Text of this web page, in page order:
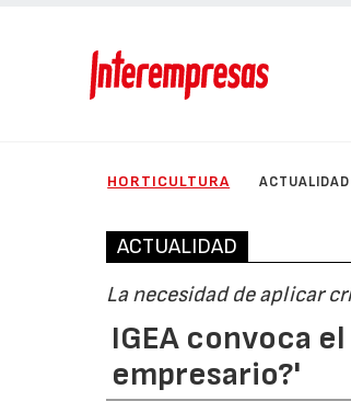
HORTICULTURA ACTUALIDAD
ACTUALIDAD
La necesidad de aplicar
IGEA convoca
empresario?'